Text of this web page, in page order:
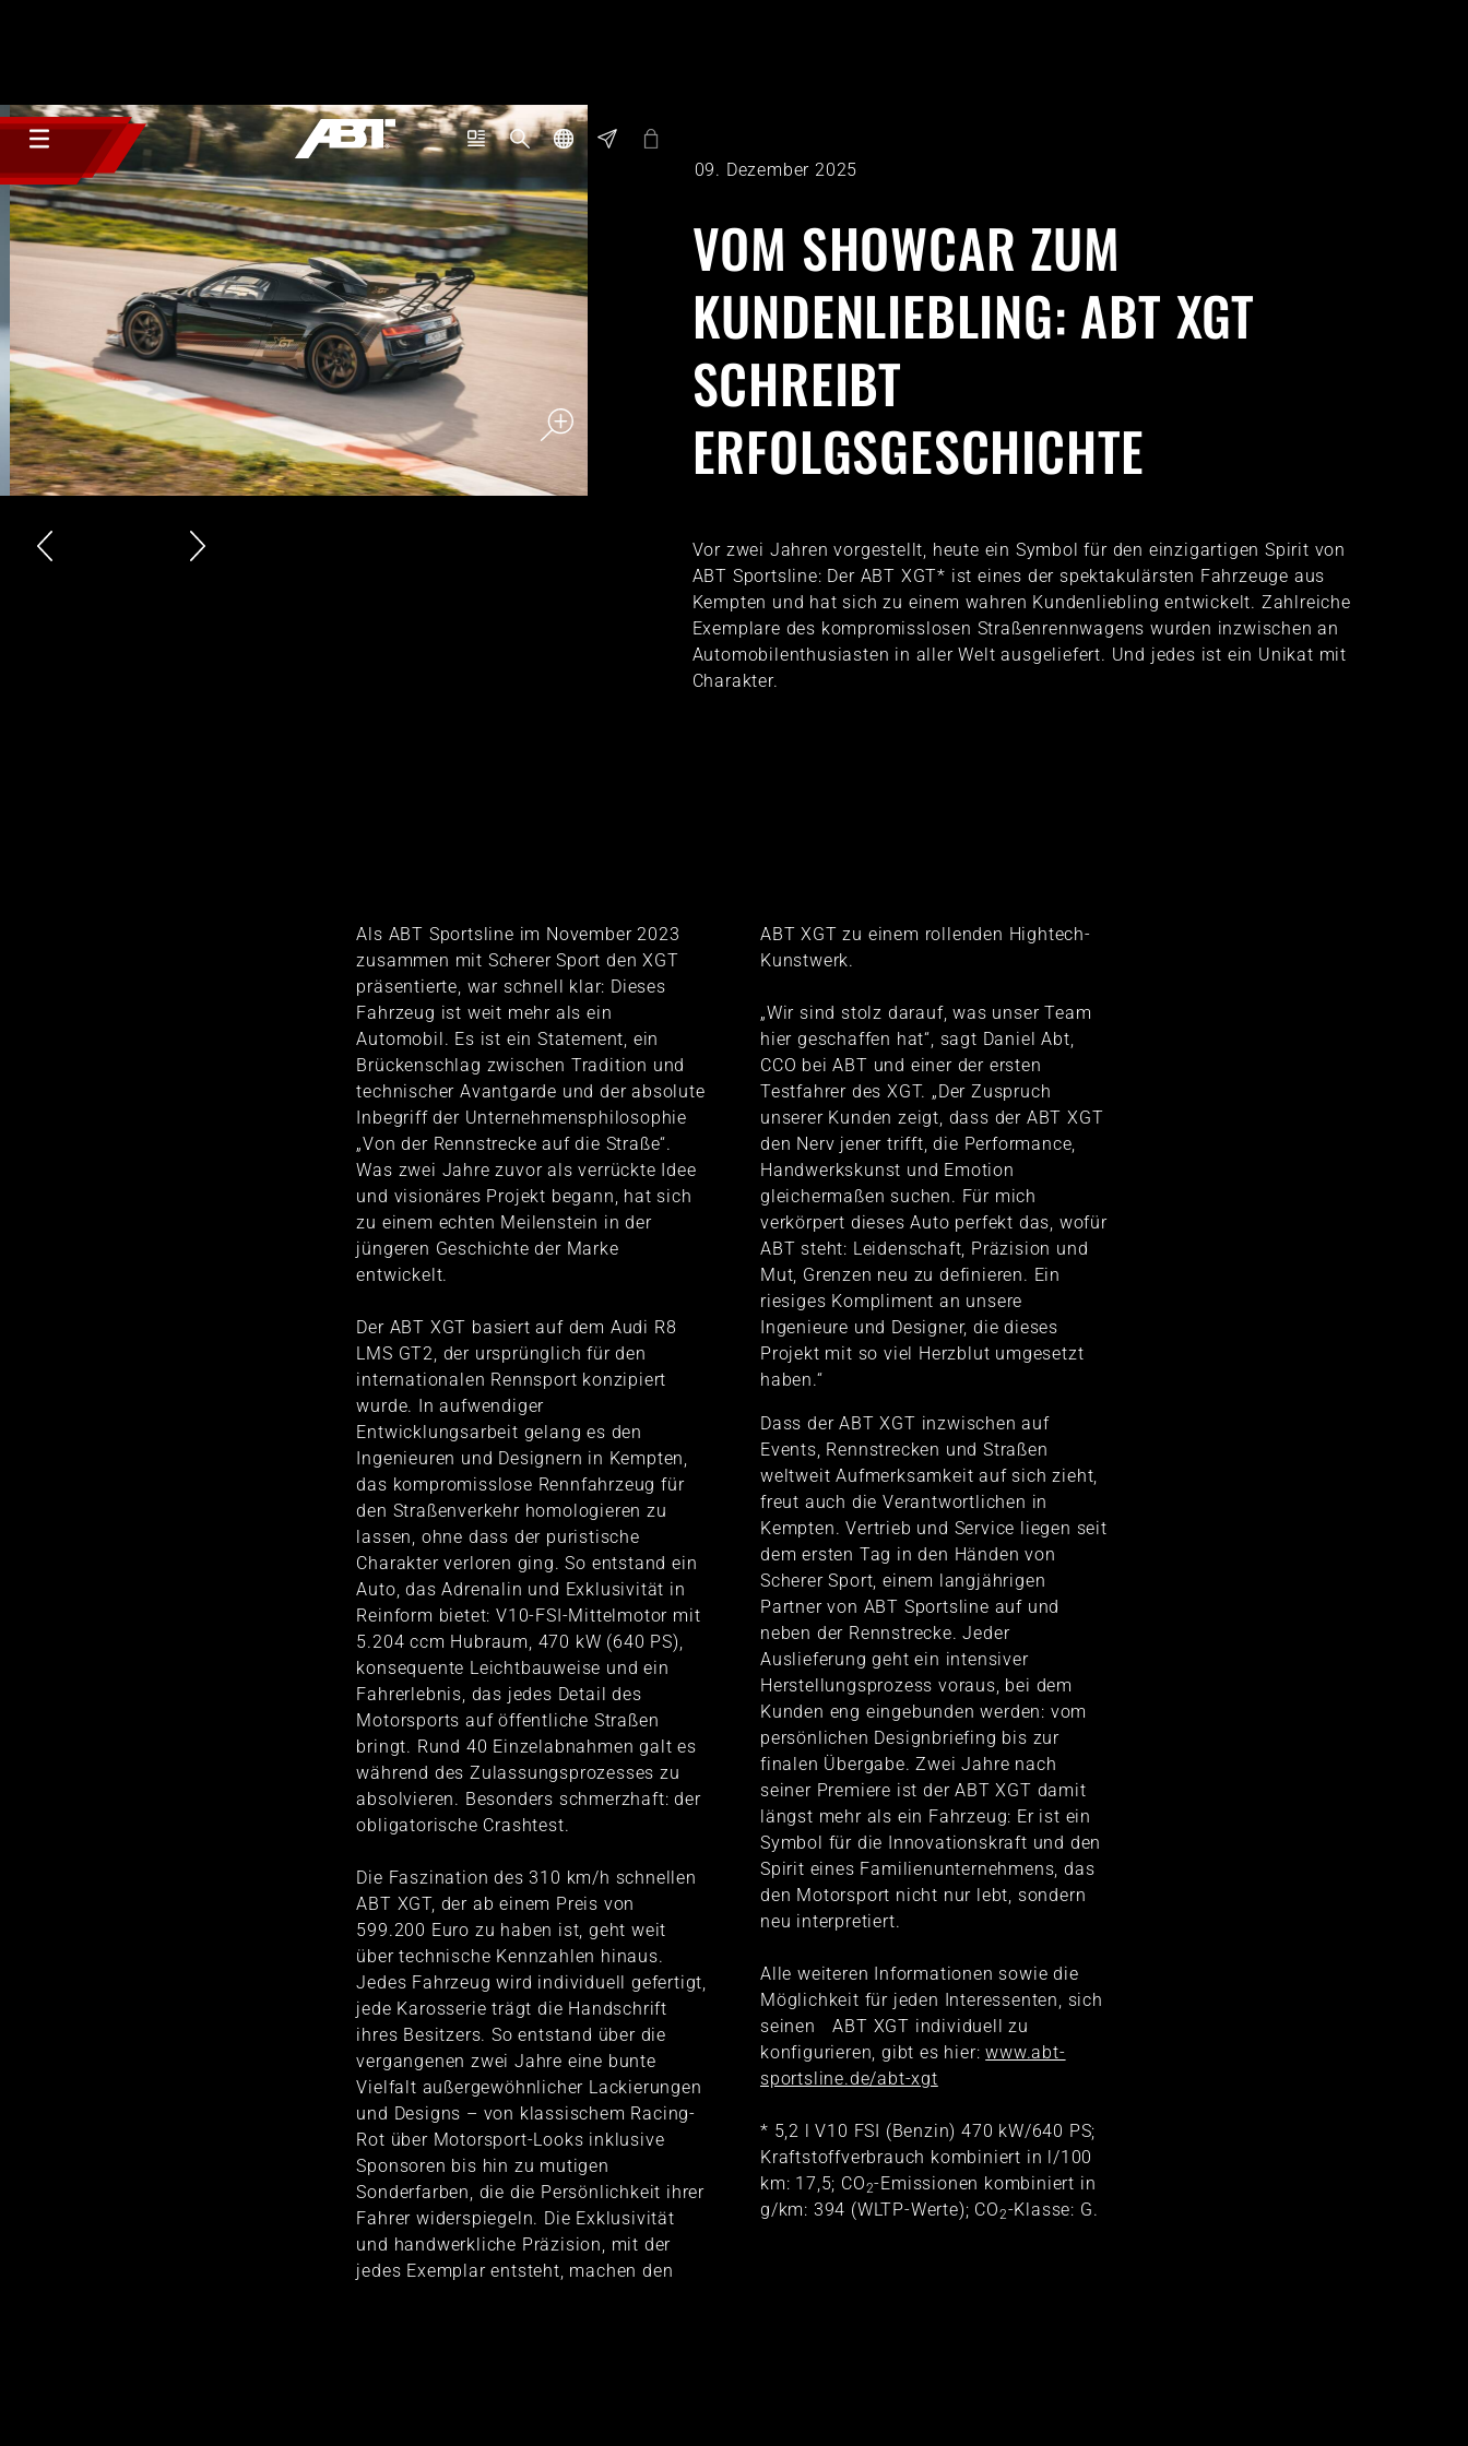
09. Dezember 2025
VOM SHOWCAR ZUM
KUNDENLIEBLING: ABT XGT
SCHREIBT
ERFOLGSGESCHICHTE
Vor zwei Jahren vorgestellt, heute ein Symbol für den einzigartigen Spirit von
ABT Sportsline: Der ABT XGT* ist eines der spektakulärsten Fahrzeuge aus
Kempten und hat sich zu einem wahren Kundenliebling entwickelt. Zahlreiche
Exemplare des kompromisslosen Straßenrennwagens wurden inzwischen an
Automobilenthusiasten in aller Welt ausgeliefert. Und jedes ist ein Unikat mit
Charakter.
Als ABT Sportsline im November 2023
zusammen mit Scherer Sport den XGT
präsentierte, war schnell klar: Dieses
Fahrzeug ist weit mehr als ein
Automobil. Es ist ein Statement, ein
Brückenschlag zwischen Tradition und
technischer Avantgarde und der absolute
Inbegriff der Unternehmensphilosophie
„Von der Rennstrecke auf die Straße“.
Was zwei Jahre zuvor als verrückte Idee
und visionäres Projekt begann, hat sich
zu einem echten Meilenstein in der
jüngeren Geschichte der Marke
entwickelt.
Der ABT XGT basiert auf dem Audi R8
LMS GT2, der ursprünglich für den
internationalen Rennsport konzipiert
wurde. In aufwendiger
Entwicklungsarbeit gelang es den
Ingenieuren und Designern in Kempten,
das kompromisslose Rennfahrzeug für
den Straßenverkehr homologieren zu
lassen, ohne dass der puristische
Charakter verloren ging. So entstand ein
Auto, das Adrenalin und Exklusivität in
Reinform bietet: V10-FSI-Mittelmotor mit
5.204 ccm Hubraum, 470 kW (640 PS),
konsequente Leichtbauweise und ein
Fahrerlebnis, das jedes Detail des
Motorsports auf öffentliche Straßen
bringt. Rund 40 Einzelabnahmen galt es
während des Zulassungsprozesses zu
absolvieren. Besonders schmerzhaft: der
obligatorische Crashtest.
Die Faszination des 310 km/h schnellen
ABT XGT, der ab einem Preis von
599.200 Euro zu haben ist, geht weit
über technische Kennzahlen hinaus.
Jedes Fahrzeug wird individuell gefertigt,
jede Karosserie trägt die Handschrift
ihres Besitzers. So entstand über die
vergangenen zwei Jahre eine bunte
Vielfalt außergewöhnlicher Lackierungen
und Designs – von klassischem Racing-
Rot über Motorsport-Looks inklusive
Sponsoren bis hin zu mutigen
Sonderfarben, die die Persönlichkeit ihrer
Fahrer widerspiegeln. Die Exklusivität
und handwerkliche Präzision, mit der
jedes Exemplar entsteht, machen den
ABT XGT zu einem rollenden Hightech-
Kunstwerk.
„Wir sind stolz darauf, was unser Team
hier geschaffen hat“, sagt Daniel Abt,
CCO bei ABT und einer der ersten
Testfahrer des XGT. „Der Zuspruch
unserer Kunden zeigt, dass der ABT XGT
den Nerv jener trifft, die Performance,
Handwerkskunst und Emotion
gleichermaßen suchen. Für mich
verkörpert dieses Auto perfekt das, wofür
ABT steht: Leidenschaft, Präzision und
Mut, Grenzen neu zu definieren. Ein
riesiges Kompliment an unsere
Ingenieure und Designer, die dieses
Projekt mit so viel Herzblut umgesetzt
haben.“
Dass der ABT XGT inzwischen auf
Events, Rennstrecken und Straßen
weltweit Aufmerksamkeit auf sich zieht,
freut auch die Verantwortlichen in
Kempten. Vertrieb und Service liegen seit
dem ersten Tag in den Händen von
Scherer Sport, einem langjährigen
Partner von ABT Sportsline auf und
neben der Rennstrecke. Jeder
Auslieferung geht ein intensiver
Herstellungsprozess voraus, bei dem
Kunden eng eingebunden werden: vom
persönlichen Designbriefing bis zur
finalen Übergabe. Zwei Jahre nach
seiner Premiere ist der ABT XGT damit
längst mehr als ein Fahrzeug: Er ist ein
Symbol für die Innovationskraft und den
Spirit eines Familienunternehmens, das
den Motorsport nicht nur lebt, sondern
neu interpretiert.
Alle weiteren Informationen sowie die
Möglichkeit für jeden Interessenten, sich
seinen ABT XGT individuell zu
konfigurieren, gibt es hier:www.abt-
sportsline.de/abt-xgt
* 5,2 l V10 FSI (Benzin) 470 kW/640 PS;
Kraftstoffverbrauch kombiniert in l/100
km: 17,5; CO2-Emissionen kombiniert in
g/km: 394 (WLTP-Werte); CO2-Klasse: G.